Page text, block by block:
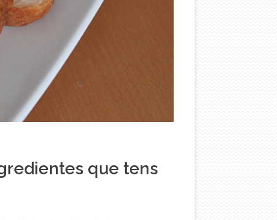
que tens